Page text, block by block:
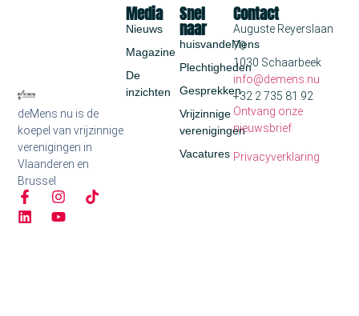
deMens.nu is de
koepel van vrijzinnige
verenigingen in
Vlaanderen en
Brussel
Snel
naar
huisvandeMens
Plechtigheden
Gesprekken
Vrijzinnige
verenigingen
Vacatures
Media
Nieuws
Magazine
De
inzichten
Contact
Auguste Reyerslaan
70
1030 Schaarbeek
info@demens.nu
+32 2 735 81 92
Ontvang onze
nieuwsbrief
Privacyverklaring